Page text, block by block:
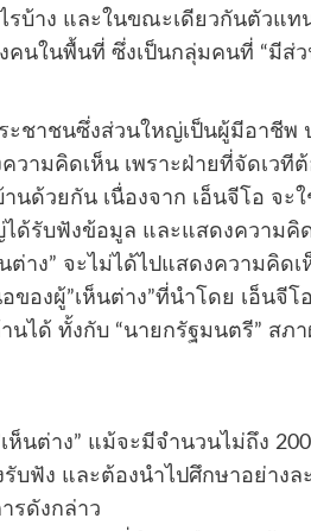
รบ้าง และในขณะเดียวกันตัวแท
คนในพื้นที่ ซึ่งเป็นกลุ่มคนที่ “มีส่
ะชาชนซึ่งส่วนใหญ่เป็นผู้มีอาชีพ
วามคิดเห็น เพราะฝ่ายที่จัดเวที
นด้วยกัน เนื่องจาก เอ็นจีโอ จะใ
ได้รับฟังข้อมูล และแสดงความคิ
ต่าง” จะไม่ได้ไปแสดงความคิด
องผู้”เห็นต่าง”ที่นำโดย เอ็นจีโ
ได้ ทั้งกับ “นายกรัฐมนตรี” สภ
ห็นต่าง” แม้จะมีจำนวนไม่ถึง
บฟัง และต้องนำไปศึกษาอย่างล
รดังกล่าว